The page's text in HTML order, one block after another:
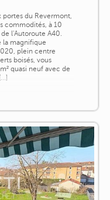
portes du Revermont,
commodités, à 10
l'Autoroute A40.
la magnifique
plein centre
boisés, vous
quasi neuf avec de